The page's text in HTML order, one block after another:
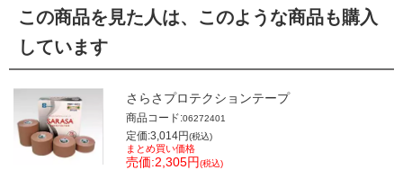
この商品を見た人は、このような商品も購入
しています
さらさプロテクションテープ
商品コード:06272401
定価:3,014円(税込)
まとめ買い価格
売価:2,305円(税込)